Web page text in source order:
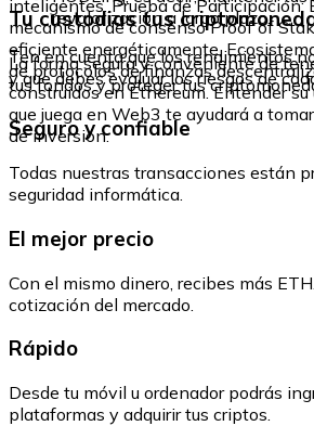
revalorización a largo plazo.
Ten en cuenta que los rendimientos
y que debes evaluar los riesgos de
inteligentes. Prueba de Participación:
mecanismo de consenso Proof of
eficiente energéticamente.
de protocolos de finanzas
construidos en Ethereum. Entender
que juega en Web3 te ayudará a
de inversión.
Tu custodias tus
La forma segura y conveniente de
tus fondos y proteger tus
Seguro y confiable
Todas nuestras transacciones están
seguridad informática.
El mejor precio
Con el mismo dinero, recibes más
cotización del mercado.
Rápido
Desde tu móvil u ordenador podrás
plataformas y adquirir tus criptos.